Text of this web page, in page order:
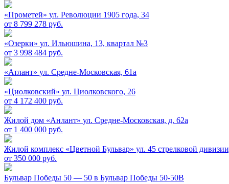
«Прометей» ул. Революции 1905 года, 34
от 8 799 278 руб.
«Озерки» ул. Ильюшина, 13, квартал №3
от 3 998 484 руб.
«Атлант» ул. Средне-Московская, 61а
«Циолковский» ул. Циолковского, 26
от 4 172 400 руб.
Жилой дом «Анлант» ул. Средне-Московская, д. 62а
от 1 400 000 руб.
Жилой комплекс «Цветной Бульвар» ул. 45 стрелковой
от 350 000 руб.
Бульвар Победы 50 — 50 в Бульвар Победы 50-50В